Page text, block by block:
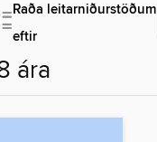
Raða leitarniðurstöðum
eftir
ára